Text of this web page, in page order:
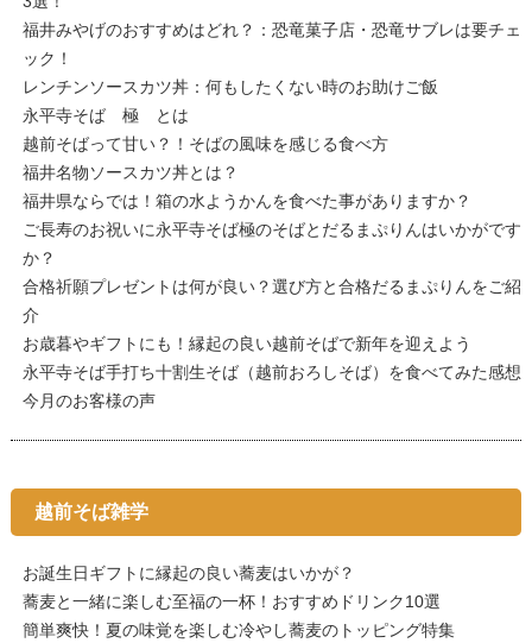
福井みやげのおすすめはどれ？：恐竜菓子店・恐竜サブレは要チェ
ック！
レンチンソースカツ丼：何もしたくない時のお助けご飯
永平寺そば 極 とは
越前そばって甘い？！そばの風味を感じる食べ方
福井名物ソースカツ丼とは？
福井県ならでは！箱の水ようかんを食べた事がありますか？
ご長寿のお祝いに永平寺そば極のそばとだるまぷりんはいかがです
か？
合格祈願プレゼントは何が良い？選び方と合格だるまぷりんをご紹
介
お歳暮やギフトにも！縁起の良い越前そばで新年を迎えよう
永平寺そば手打ち十割生そば（越前おろしそば）を食べてみた感想
今月のお客様の声
越前そば雑学
お誕生日ギフトに縁起の良い蕎麦はいかが？
蕎麦と一緒に楽しむ至福の一杯！おすすめドリンク10選
簡単爽快！夏の味覚を楽しむ冷やし蕎麦のトッピング特集